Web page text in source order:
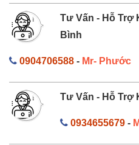
Tư Vấn - Hỗ Trợ
Bình
0904706588 - Mr- Phước
Tư Vấn - Hỗ Trợ
0934655679-